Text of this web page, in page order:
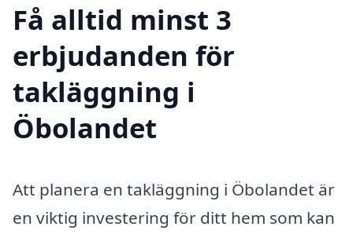
Få alltid minst 3
erbjudanden för
takläggning i
Öbolandet
Att planera en takläggning i Öbolandet är
en viktig investering för ditt hem som kan